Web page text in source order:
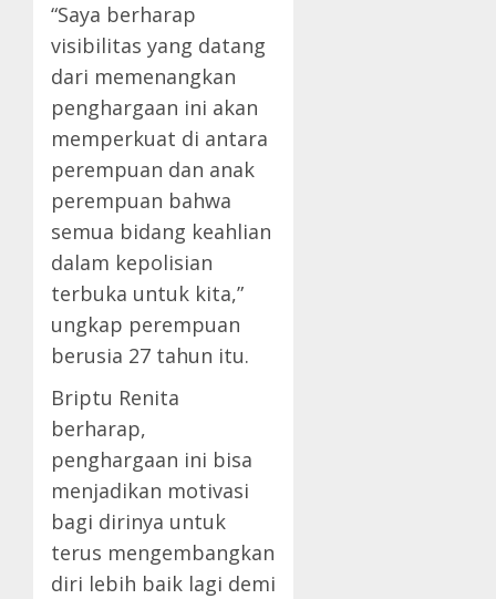
“Saya berharap
visibilitas yang datang
dari memenangkan
penghargaan ini akan
memperkuat di antara
perempuan dan anak
perempuan bahwa
semua bidang keahlian
dalam kepolisian
terbuka untuk kita,”
ungkap perempuan
berusia 27 tahun itu.
Briptu Renita
berharap,
penghargaan ini bisa
menjadikan motivasi
bagi dirinya untuk
terus mengembangkan
diri lebih baik lagi demi